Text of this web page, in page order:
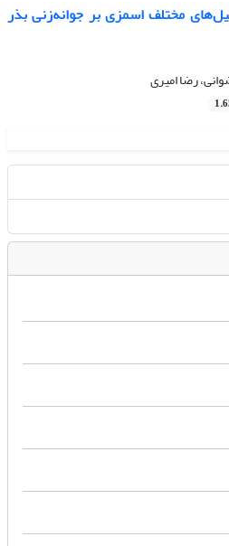
مختلف اسمزی بر جوانه‌‌زنی بذر
رضا امیری